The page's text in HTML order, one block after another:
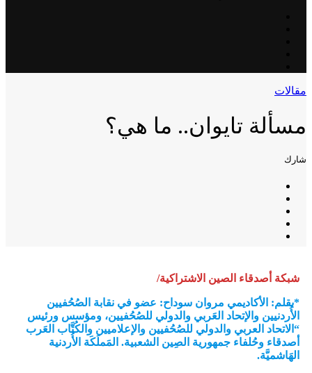
مقالات
مسألة تايوان.. ما هي؟
شارك
شبكة أصدقاء الصين الاشتراكية/
*بقلم: الأكاديمي مروان سوداح: عضو في نقابة الصُحُفيين
الأُردنيين والإتحاد العَربي والدولي للصُحُفيين، ومؤسس ورئيس
“الاتحاد العربي والدولي للصُحُفيين والإعلاميين والكُتَّاب العَرب
أصدقاء وحُلفاء جمهورية الصِين الشعبية. المَملَكَة الأُردنية
الهَاشميَّة.